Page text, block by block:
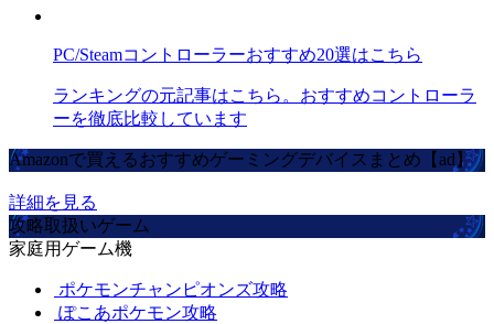
PC/Steamコントローラーおすすめ20選はこちら
ランキングの元記事はこちら。おすすめコントローラ
ーを徹底比較しています
Amazonで買えるおすすめゲーミングデバイスまとめ【ad】
詳細を見る
攻略取扱いゲーム
家庭用ゲーム機
ポケモンチャンピオンズ攻略
ぽこあポケモン攻略